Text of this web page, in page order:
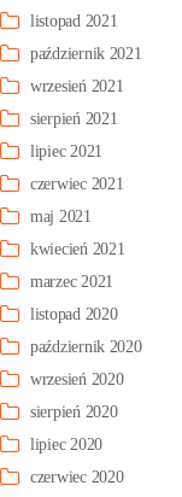
listopad 2021
październik 2021
wrzesień 2021
sierpień 2021
lipiec 2021
czerwiec 2021
maj 2021
kwiecień 2021
marzec 2021
listopad 2020
październik 2020
wrzesień 2020
sierpień 2020
lipiec 2020
czerwiec 2020